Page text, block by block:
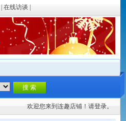
在线访谈
欢迎您来到连趣店铺！请登录。